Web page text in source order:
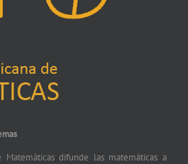
difunde las matemáticas a